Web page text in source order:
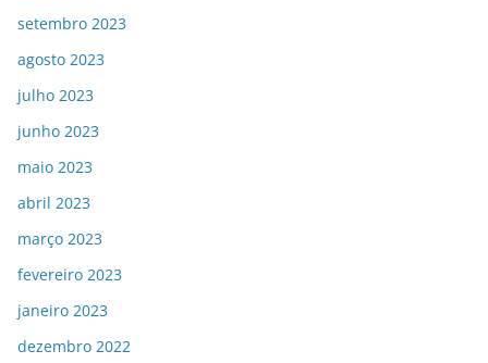
setembro 2023
agosto 2023
julho 2023
junho 2023
maio 2023
abril 2023
março 2023
fevereiro 2023
janeiro 2023
dezembro 2022